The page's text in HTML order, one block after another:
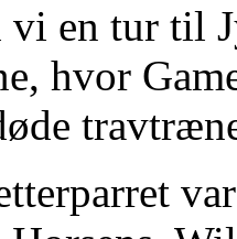
vi en tur til
hvor